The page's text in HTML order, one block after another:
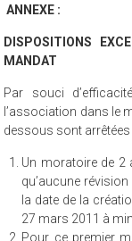
ANNEXE :
DISPOSITIONS
MANDAT
Par souci
l’association dans le
dessous sont arrêtées
Un moratoire de 2
qu’aucune
la date de la
27 mars 2011 à
Pour ce premier